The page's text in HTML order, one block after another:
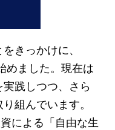
きっかけに、
めました。現在は
践しつつ、さら
組んでいます。
による「自由な生